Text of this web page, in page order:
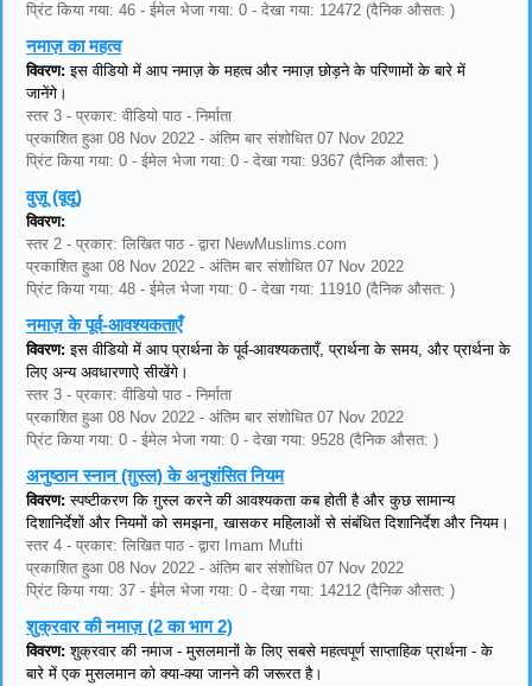
प्रिंट किया गया: 46 - ईमेल भेजा गया: 0 - देखा गया: 12472 (दैनिक औसत: )
नमाज़ का महत्व
विवरण: इस वीडियो में आप नमाज़ के महत्व और नमाज़ छोड़ने के परिणामों के बारे में
जानेंगे।
स्तर 3 - प्रकार: वीडियो पाठ - निर्माता
प्रकाशित हुआ 08 Nov 2022 - अंतिम बार संशोधित 07 Nov 2022
प्रिंट किया गया: 0 - ईमेल भेजा गया: 0 - देखा गया: 9367 (दैनिक औसत: )
वुज़ू (वूदू)
विवरण:
स्तर 2 - प्रकार: लिखित पाठ - द्वारा NewMuslims.com
प्रकाशित हुआ 08 Nov 2022 - अंतिम बार संशोधित 07 Nov 2022
प्रिंट किया गया: 48 - ईमेल भेजा गया: 0 - देखा गया: 11910 (दैनिक औसत: )
नमाज़ के पूर्व-आवश्यकताएँ
विवरण: इस वीडियो में आप प्रार्थना के पूर्व-आवश्यकताएँ, प्रार्थना के समय, और प्रार्थना के
लिए अन्य अवधारणाऐ सीखेंगे।
स्तर 3 - प्रकार: वीडियो पाठ - निर्माता
प्रकाशित हुआ 08 Nov 2022 - अंतिम बार संशोधित 07 Nov 2022
प्रिंट किया गया: 0 - ईमेल भेजा गया: 0 - देखा गया: 9528 (दैनिक औसत: )
अनुष्ठान स्नान (ग़ुस्ल) के अनुशंसित नियम
विवरण: स्पष्टीकरण कि ग़ुस्ल करने की आवश्यकता कब होती है और कुछ सामान्य
दिशानिर्देशों और नियमों को समझना, खासकर महिलाओं से संबंधित दिशानिर्देश और नियम।
स्तर 4 - प्रकार: लिखित पाठ - द्वारा Imam Mufti
प्रकाशित हुआ 08 Nov 2022 - अंतिम बार संशोधित 07 Nov 2022
प्रिंट किया गया: 37 - ईमेल भेजा गया: 0 - देखा गया: 14212 (दैनिक औसत: )
शुक्रवार की नमाज़ (2 का भाग 2)
विवरण: शुक्रवार की नमाज - मुसलमानों के लिए सबसे महत्वपूर्ण साप्ताहिक प्रार्थना - के
बारे में एक मुसलमान को क्या-क्या जानने की जरूरत है।